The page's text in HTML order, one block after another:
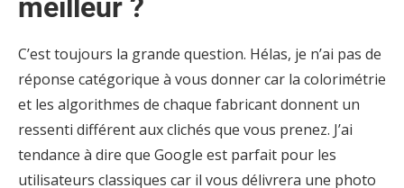
meilleur ?
C’est toujours la grande question. Hélas, je n’ai pas de
réponse catégorique à vous donner car la colorimétrie
et les algorithmes de chaque fabricant donnent un
ressenti différent aux clichés que vous prenez. J’ai
tendance à dire que Google est parfait pour les
utilisateurs classiques car il vous délivrera une photo